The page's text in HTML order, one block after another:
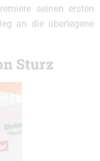
seinen ersten
an die überlegene
Sturz